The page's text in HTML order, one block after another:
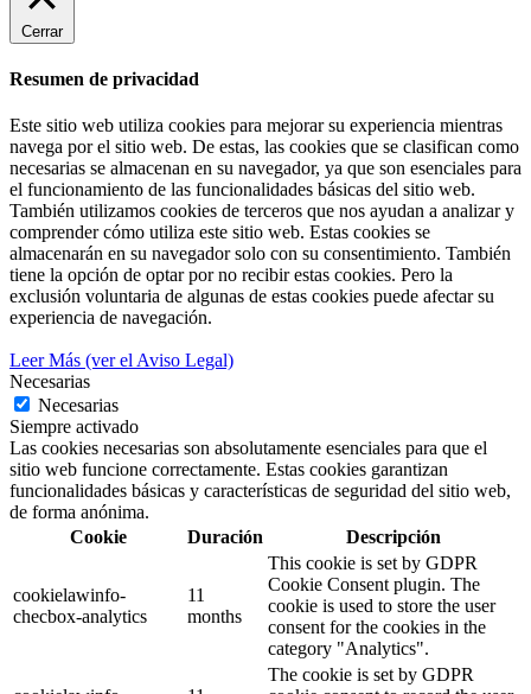
Cerrar
Resumen de privacidad
Este sitio web utiliza cookies para mejorar su experiencia mientras
navega por el sitio web. De estas, las cookies que se clasifican como
necesarias se almacenan en su navegador, ya que son esenciales para
el funcionamiento de las funcionalidades básicas del sitio web.
También utilizamos cookies de terceros que nos ayudan a analizar y
comprender cómo utiliza este sitio web. Estas cookies se
almacenarán en su navegador solo con su consentimiento. También
tiene la opción de optar por no recibir estas cookies. Pero la
exclusión voluntaria de algunas de estas cookies puede afectar su
experiencia de navegación.
Leer Más (ver el Aviso Legal)
Necesarias
Necesarias
Siempre activado
Las cookies necesarias son absolutamente esenciales para que el
sitio web funcione correctamente. Estas cookies garantizan
funcionalidades básicas y características de seguridad del sitio web,
de forma anónima.
Cookie
Duración Descripción
cookielawinfo-
checbox-analytics
11
months
This cookie is set by GDPR
Cookie Consent plugin. The
cookie is used to store the user
consent for the cookies in the
category "Analytics".
The cookie is set by GDPR